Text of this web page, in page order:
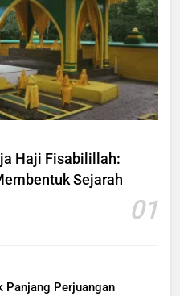
Haji Fisabilillah:
Sejarah
01
Panjang Perjuangan